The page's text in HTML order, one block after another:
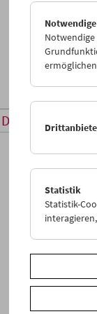
02
Di 20.10.
Notwendige
Statistik
Statistik-